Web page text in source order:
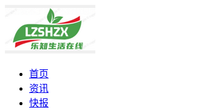
首页
资讯
快报